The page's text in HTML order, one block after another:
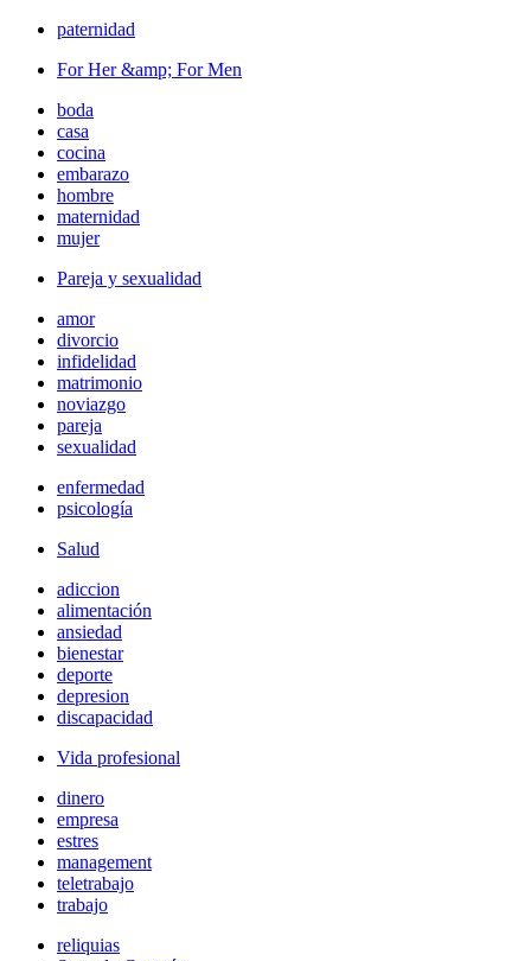
paternidad
For Her &amp; For Men
boda
casa
cocina
embarazo
hombre
maternidad
mujer
Pareja y sexualidad
amor
divorcio
infidelidad
matrimonio
noviazgo
pareja
sexualidad
enfermedad
psicología
Salud
adiccion
alimentación
ansiedad
bienestar
deporte
depresion
discapacidad
Vida profesional
dinero
empresa
estres
management
teletrabajo
trabajo
reliquias